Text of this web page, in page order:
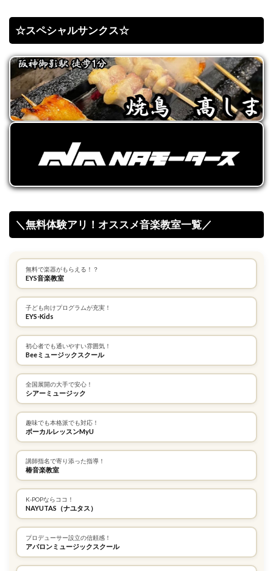
☆スペシャルサンクス☆
＼無料体験アリ！オススメ音楽教室一覧／
無料で楽器がもらえる！？
EYS音楽教室
子ども向けプログラムが充実！
EYS-Kids
初心者でも通いやすい雰囲気！
Beeミュージックスクール
全国展開の大手で安心！
シアーミュージック
趣味でも本格派でも対応！
ボーカルレッスンMyU
講師指名で寄り添った指導！
椿音楽教室
K-POPならココ！
NAYUTAS（ナユタス）
プロデューサー設立の信頼感！
アバロンミュージックスクール